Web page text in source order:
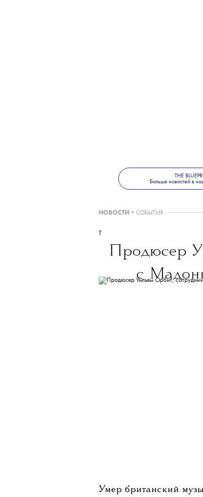
THE
Больше новостей в
НОВОСТИ • СОБЫТИЯ
Продюсер
с
Умер британский